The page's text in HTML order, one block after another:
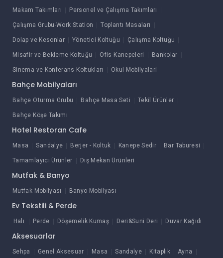
Makam Takımları Personel ve Çalışma Takımları
Çalışma Grubu-Work Station Toplantı Masaları
Dolap ve Kesonlar Yönetici Koltuğu Çalışma Koltuğu
Misafir ve Bekleme Koltuğu Ofis Kanepeleri Bankolar
Sinema ve Konferans Koltukları Okul Mobilyalari
Bahçe Mobilyaları
Bahçe Oturma Grubu Bahçe Masa Seti Tekil Ürünler
Bahçe Köşe Takımı
Hotel Restoran Cafe
Masa Sandalye Berjer - Koltuk Kanepe Sedir Bar Taburesi
Tamamlayıcı Ürünler Dış Mekan Ürünleri
Mutfak & Banyo
Mutfak Mobilyası Banyo Mobilyası
Ev Tekstili & Perde
Halı Perde Döşemelik Kumaş Deri&Suni Deri Duvar Kağıdı
Aksesuarlar
Sehpa Genel Aksesuar Masa Sandalye Kitaplık Ayna